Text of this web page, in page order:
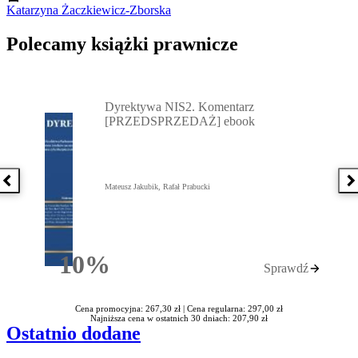
Katarzyna Żaczkiewicz-Zborska
Polecamy książki prawnicze
Poprzednia książka
10%Rabatu
Dyrektywa NIS2. Komentarz
[PRZEDSPRZEDAŻ] ebook
Mateusz Jakubik, Rafał Prabucki
Sprawdź
Cena promocyjna: 267,30 zł | Cena regularna: 297,00 zł
Najniższa cena w ostatnich 30 dniach: 207,90 zł
Ostatnio dodane